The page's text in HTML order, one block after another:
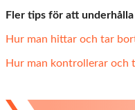
Fler tips för att
Hur man hittar och tar
Hur man kontrollerar och